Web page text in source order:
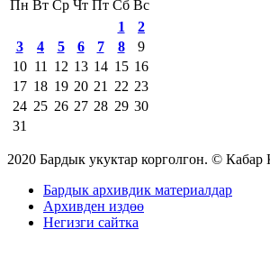
Пн Вт Ср Чт Пт Сб Вс
1
2
3
4 5 6 7 8
9
10 11 12 13 14 15 16
17 18 19 20 21 22 23
24 25 26 27 28 29 30
31
2020 Бардык укуктар корголгон. ©
Бардык архивдик материалдар
Архивден издөө
Негизги сайтка